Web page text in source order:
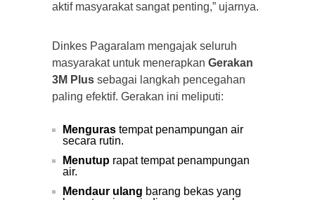
aktif masyarakat sangat penting,” ujarnya.
Dinkes Pagaralam mengajak seluruh
masyarakat untuk menerapkan Gerakan
3M Plus sebagai langkah pencegahan
paling efektif. Gerakan ini meliputi:
Menguras tempat penampungan air
secara rutin.
Menutup rapat tempat penampungan
air.
Mendaur ulang barang bekas yang